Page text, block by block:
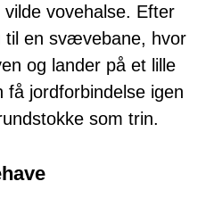
vovehalse. Efter
en svævebane, hvor
og lander på et lille
få jordforbindelse igen
som trin.